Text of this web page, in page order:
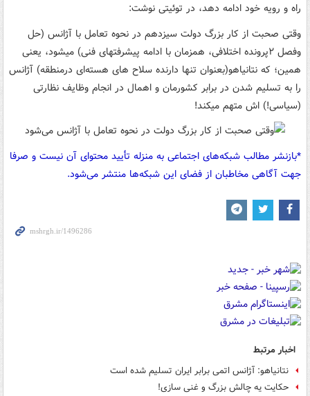
راه و رویه خود ادامه دهد، در توئیتی نوشت:
وقتی صحبت از کار بزرگ دولت سیزدهم در نحوه تعامل با آژانس (حل
وفصل ۲پرونده اختلافی، همزمان با ادامه پیشرفتهای فنی) میشود، یعنی
همین؛ که نتانیاهو(بعنوان تنها دارنده سلاح های هسته‌ای درمنطقه) آژانس
را به تسلیم شدن در برابر کشورمان و اهمال در انجام وظایف نظارتی‌
(سیاسی!) اش متهم میکند!
*بازنشر مطالب شبکه‌های اجتماعی به منزله تأیید محتوای آن نیست و صرفا
جهت آگاهی مخاطبان از فضای این شبکه‌ها منتشر می‌شود.
اخبار مرتبط
نتانیاهو: آژانس اتمی برابر ایران تسلیم شده است
حکایت یه چالش بزرگ و غنی سازی!